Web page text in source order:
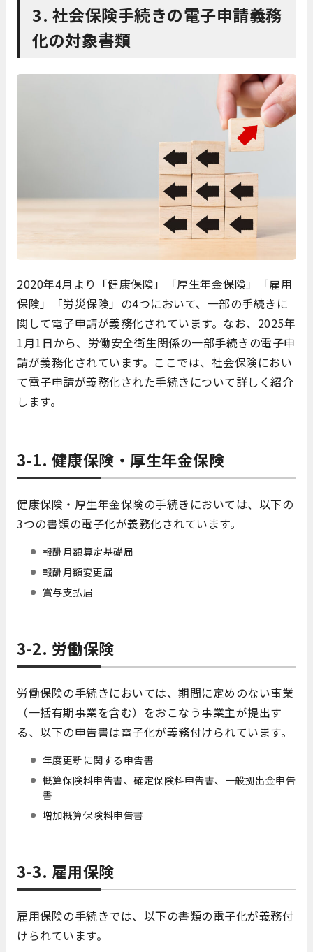
3. 社会保険手続きの電子申請義務
化の対象書類
2020年4月より「健康保険」「厚生年金保険」「雇用
保険」「労災保険」の4つにおいて、一部の手続きに
関して電子申請が義務化されています。なお、2025年
1月1日から、労働安全衛生関係の一部手続きの電子申
請が義務化されています。ここでは、社会保険におい
て電子申請が義務化された手続きについて詳しく紹介
します。
3-1. 健康保険・厚生年金保険
健康保険・厚生年金保険の手続きにおいては、以下の
3つの書類の電子化が義務化されています。
報酬月額算定基礎届
報酬月額変更届
賞与支払届
3-2. 労働保険
労働保険の手続きにおいては、期間に定めのない事業
（一括有期事業を含む）をおこなう事業主が提出す
る、以下の申告書は電子化が義務付けられています。
年度更新に関する申告書
概算保険料申告書、確定保険料申告書、一般拠出金申告
書
増加概算保険料申告書
3-3. 雇用保険
雇用保険の手続きでは、以下の書類の電子化が義務付
けられています。